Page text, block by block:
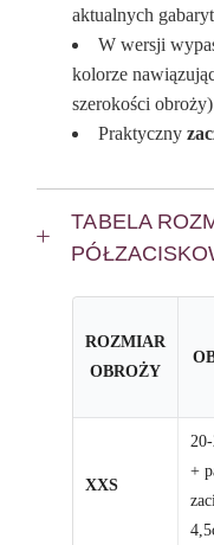
aktualnych
W wersji
kolorze
szerokości obroży)
Praktyczny
TABELA
ROZMIAR
OBROŻY
XXS
+